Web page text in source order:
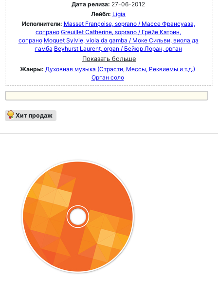
Дата релиза: 27-06-2012
Лейбл: Ligia
Исполнители: Masset Françoise, soprano / Массе Франсуаза,
сопрано Greuillet Catherine, soprano / Грёйе Катрин,
сопрано Moquet Sylvie, viola da gamba / Моке Сильви, виола да
гамба Beyhurst Laurent, organ / Бейюр Лоран, орган
Показать больше
Жанры: Духовная музыка (Страсти, Мессы, Реквиемы и т.д.)
Орган соло
Хит продаж